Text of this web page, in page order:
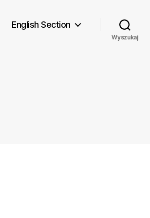
English Section
Wyszukaj